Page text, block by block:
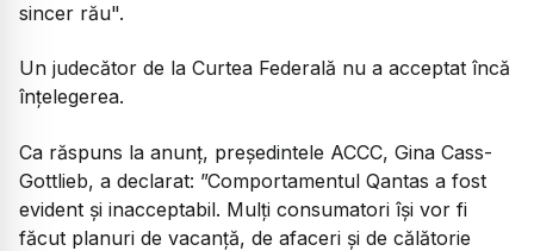
sincer rău".
Un judecător de la Curtea Federală nu a acceptat încă
înțelegerea.
Ca răspuns la anunț, președintele ACCC, Gina Cass-
Gottlieb, a declarat: ”Comportamentul Qantas a fost
evident și inacceptabil. Mulți consumatori își vor fi
făcut planuri de vacanță, de afaceri și de călătorie